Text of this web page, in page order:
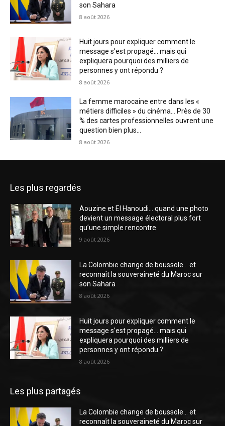
son Sahara
8 août 2026
Huit jours pour expliquer comment le
message s’est propagé… mais qui
expliquera pourquoi des milliers de
personnes y ont répondu ?
8 août 2026
La femme marocaine entre dans les «
métiers difficiles » du cinéma… Près de 30
% des cartes professionnelles ouvrent une
question bien plus...
8 août 2026
Les plus regardés
Aouzine et El Hanoudi… quand une photo
devient un message électoral plus fort
qu’une simple rencontre
9 août 2026
La Colombie change de boussole… et
reconnaît la souveraineté du Maroc sur
son Sahara
8 août 2026
Huit jours pour expliquer comment le
message s’est propagé… mais qui
expliquera pourquoi des milliers de
personnes y ont répondu ?
8 août 2026
Les plus partagés
La Colombie change de boussole… et
reconnaît la souveraineté du Maroc sur